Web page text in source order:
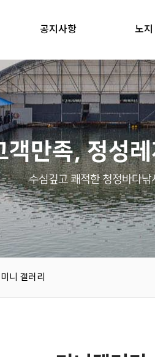
공지사항 노지
만족, 정성레
수심깊고 쾌적한 청정바다낚
미니 갤러리